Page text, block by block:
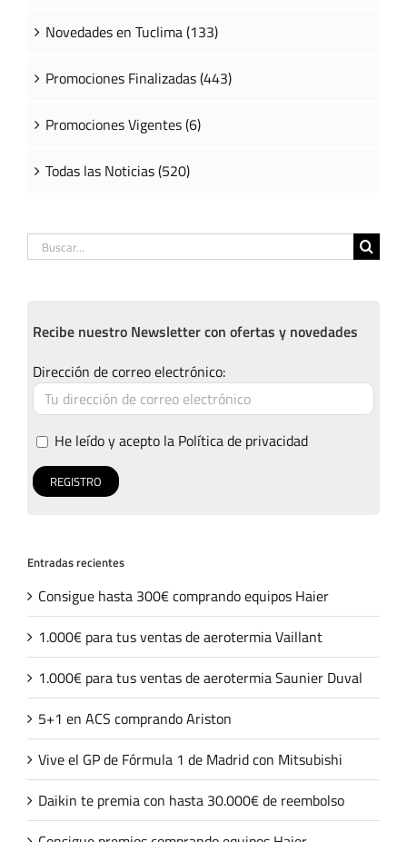
Novedades en Tuclima (133)
Promociones Finalizadas (443)
Promociones Vigentes (6)
Todas las Noticias (520)
Buscar:
Recibe nuestro Newsletter con ofertas y novedades
Dirección de correo electrónico:
He leído y acepto la Política de privacidad
Entradas recientes
Consigue hasta 300€ comprando equipos Haier
1.000€ para tus ventas de aerotermia Vaillant
1.000€ para tus ventas de aerotermia Saunier Duval
5+1 en ACS comprando Ariston
Vive el GP de Fórmula 1 de Madrid con Mitsubishi
Daikin te premia con hasta 30.000€ de reembolso